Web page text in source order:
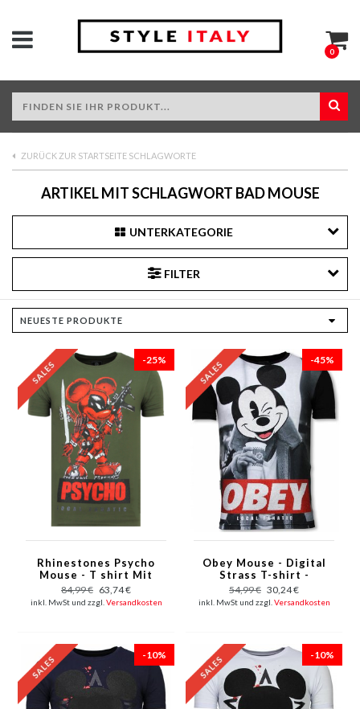
0
ZURÜCK ZUR STARTSEITE SCHLAGWORTE
ARTIKEL MIT SCHLAGWORT BAD MOUSE
UNTERKATEGORIE
FILTER
-25%
Rhinestones Psycho
Mouse - T shirt Mit
Strass - 6321G - Grün
84,99 € 63,74 €
inkl. MwSt und zzgl. Versandkosten
-45%
Obey Mouse - Digital
Strass T-shirt -
Schwarz
54,99 € 30,24 €
inkl. MwSt und zzgl. Versandkosten
-10% -10%